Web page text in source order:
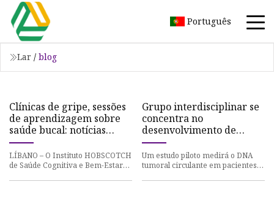
Português
Lar / blog
Clínicas de gripe, sessões
de aprendizagem sobre
saúde bucal: notícias
sobre saúde no litoral
LÍBANO – O Instituto HOBSCOTCH
de Saúde Cognitiva e Bem-Estar
Grupo interdisciplinar se
concentra no
desenvolvimento de
vacina oral personalizada
contra o câncer
Um estudo piloto medirá o DNA
tumoral circulante em pacientes